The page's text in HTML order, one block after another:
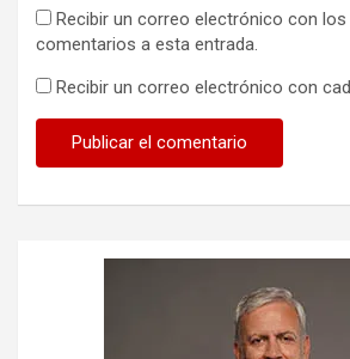
Recibir un correo electrónico con los
comentarios a esta entrada.
Recibir un correo electrónico con